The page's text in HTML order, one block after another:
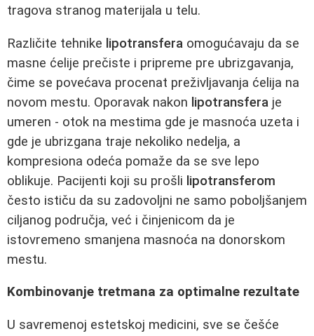
tragova stranog materijala u telu.
Različite tehnike lipotransfera omogućavaju da se
masne ćelije prečiste i pripreme pre ubrizgavanja,
čime se povećava procenat preživljavanja ćelija na
novom mestu. Oporavak nakon lipotransfera je
umeren - otok na mestima gde je masnoća uzeta i
gde je ubrizgana traje nekoliko nedelja, a
kompresiona odeća pomaže da se sve lepo
oblikuje. Pacijenti koji su prošli lipotransferom
često ističu da su zadovoljni ne samo poboljšanjem
ciljanog područja, već i činjenicom da je
istovremeno smanjena masnoća na donorskom
mestu.
Kombinovanje tretmana za optimalne rezultate
U savremenoj estetskoj medicini, sve se češće